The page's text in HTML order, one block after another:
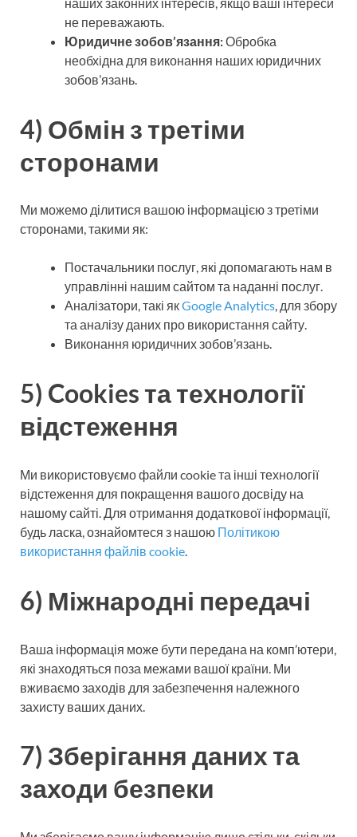
не переважають.
Юридичне зобов’язання:Обробка
необхідна для виконання наших юридичних
зобов’язань.
4) Обмін з третіми
сторонами
Ми можемо ділитися вашою інформацією з третіми
сторонами, такими як:
Постачальники послуг, які допомагають нам в
управлінні нашим сайтом та наданні послуг.
Аналізатори, такі якGoogle Analytics, для збору
та аналізу даних про використання сайту.
Виконання юридичних зобов’язань.
5) Cookies та технології
відстеження
Ми використовуємо файли cookie та інші технології
відстеження для покращення вашого досвіду на
нашому сайті. Для отримання додаткової інформації,
будь ласка, ознайомтеся з нашою Політикою
використання файлів cookie.
6) Міжнародні передачі
Ваша інформація може бути передана на комп’ютери,
які знаходяться поза межами вашої країни. Ми
вживаємо заходів для забезпечення належного
захисту ваших даних.
7) Зберігання даних та
заходи безпеки